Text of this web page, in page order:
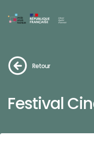
Retour
Festival